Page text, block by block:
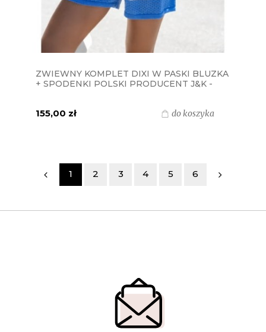
ZWIEWNY KOMPLET DIXI W PASKI BLUZKA
+ SPODENKI POLSKI PRODUCENT J&K -
155,00 zł do koszyka
1 2 3 4 5 6